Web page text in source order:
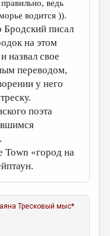
ведь
водится )).
Бродский писал
на этом
назвал свое
переводом,
у него
поэта
«город на
Тресковый мыс*